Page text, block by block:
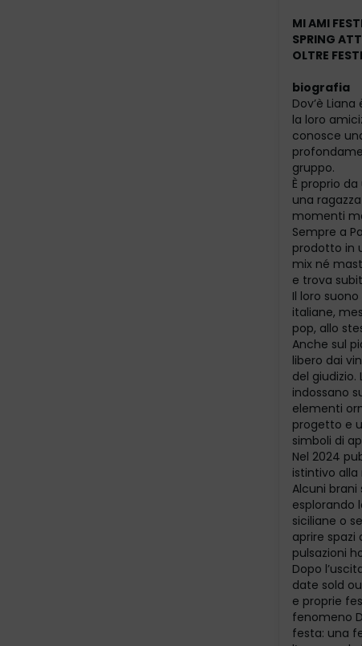
MI AMI
SPRING
OLTRE
biografia
Dov’è
la loro
conosce
gruppo.
È proprio
una
momenti
Sempre a
prodotto in
mix né
e trova
Il loro
italiane,
pop, allo
Anche sul
libero dai
del
indossano
elementi
progetto e
simboli di
Nel 2024
istintivo
Alcuni brani
esplorando
siciliane o
aprire spazi
pulsazioni
Dopo
date sold
e proprie
fenomeno
festa: una